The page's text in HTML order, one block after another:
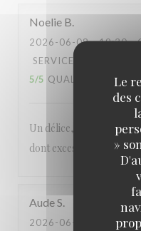
Le
des
»
Noelie B
2026-06-08- 19:30 -
SERVICE
5/5 QUALITÉ / PRIX: 3
Un délice, nous nous
dont excessif, même au
AudeS
2026-06-06 - 20:15 -